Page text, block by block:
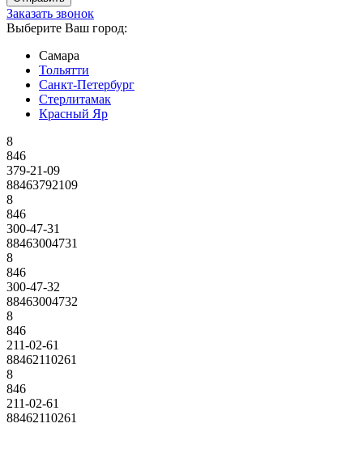
Заказать звонок
Выберите Ваш город:
Самара
Тольятти
Санкт-Петербург
Стерлитамак
Красный Яр
8
846
379-21-09
88463792109
8
846
300-47-31
88463004731
8
846
300-47-32
88463004732
8
846
211-02-61
88462110261
8
846
211-02-61
88462110261